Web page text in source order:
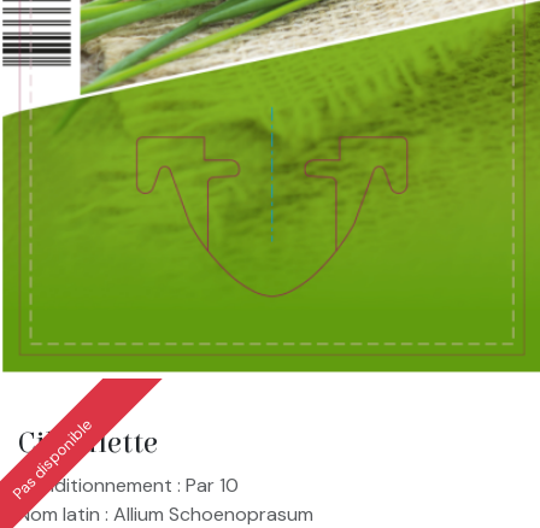
Ciboulette
Pas disponible
Conditionnement : Par 10
Nom latin : Allium Schoenoprasum